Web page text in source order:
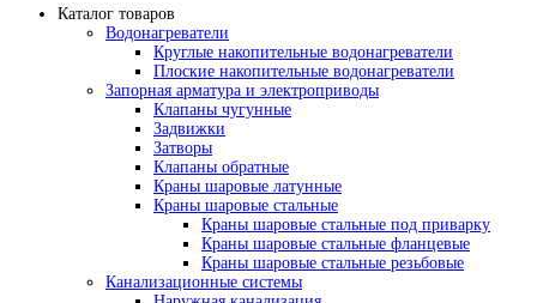
Каталог товаров
Водонагреватели
Круглые накопительные водонагреватели
Плоские накопительные водонагреватели
Запорная арматура и электроприводы
Клапаны чугунные
Задвижки
Затворы
Клапаны обратные
Краны шаровые латунные
Краны шаровые стальные
Краны шаровые стальные под приварку
Краны шаровые стальные фланцевые
Краны шаровые стальные резьбовые
Канализационные системы